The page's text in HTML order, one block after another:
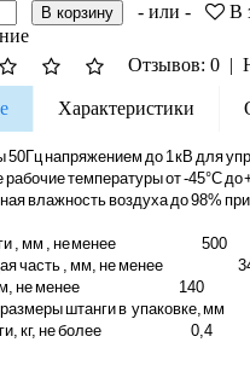
- или -
В
Отзывов: 0 |
Характеристики
50Гц напряжением до 1 кВ для
температуры от -45°С до
влажность воздуха до 98%
, мм , не менее 500
часть , мм, не менее
мм, не менее 140
размеры штанги в упаковке,
кг, не более 0,4